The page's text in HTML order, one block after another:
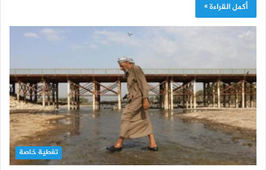
أكمل القراءة »
تغطية خاصة